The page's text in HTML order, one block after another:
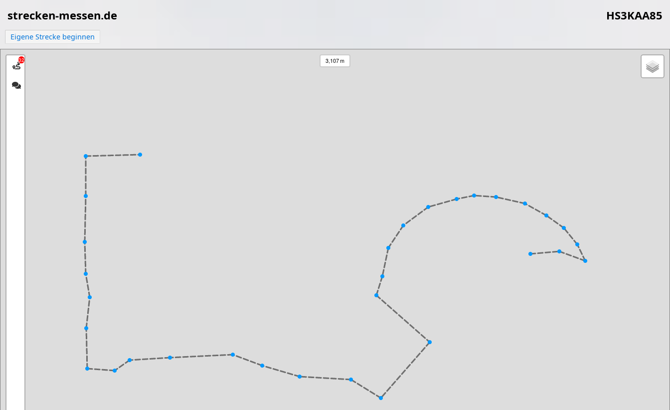
strecken-messen.de HS3KAA85
Eigene Strecke beginnen
32 3,107 m